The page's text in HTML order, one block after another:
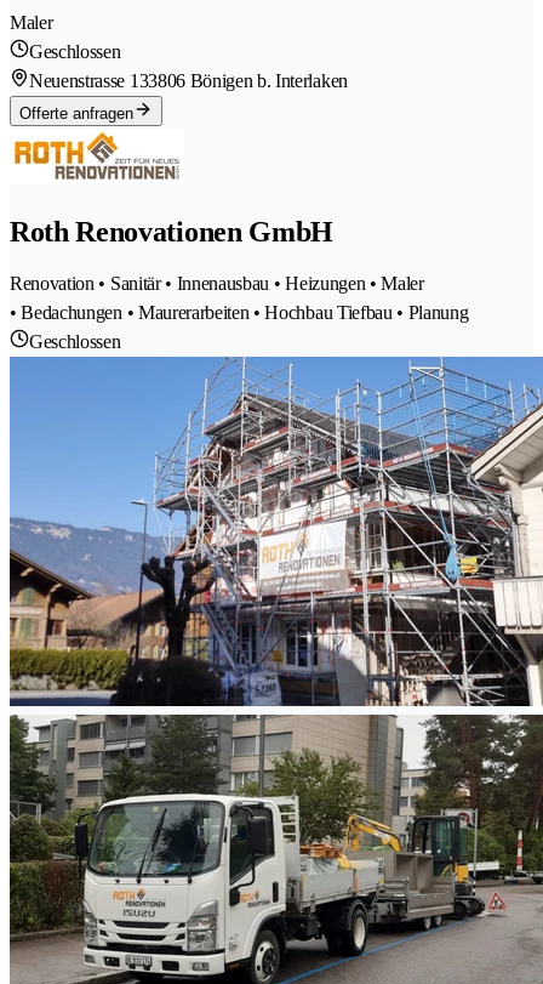
Maler
Geschlossen
Neuenstrasse 133806 Bönigen b. Interlaken
Offerte anfragen
Roth Renovationen GmbH
Renovation • Sanitär • Innenausbau • Heizungen • Maler
• Bedachungen • Maurerarbeiten • Hochbau Tiefbau • Planung
Geschlossen